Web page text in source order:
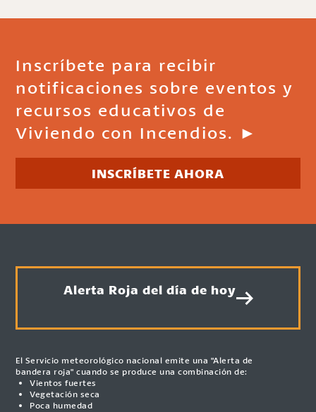
Inscríbete para recibir
notificaciones sobre eventos y
recursos educativos de
Viviendo con Incendios. ►
INSCRÍBETE AHORA
Alerta Roja del día de hoy
El Servicio meteorológico nacional emite una "Alerta de
bandera roja" cuando se produce una combinación de:
Vientos fuertes
Vegetación seca
Poca humedad